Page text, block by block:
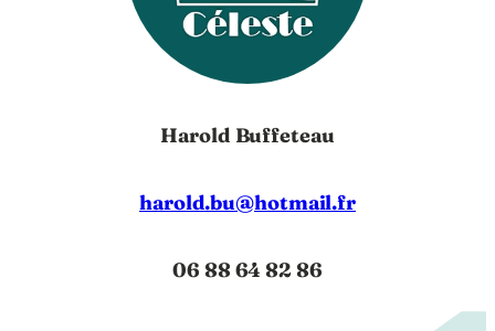
Harold Buffeteau
harold.bu@hotmail.fr
06 88 64 82 86